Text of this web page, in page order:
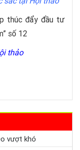
thảo
vượt khó